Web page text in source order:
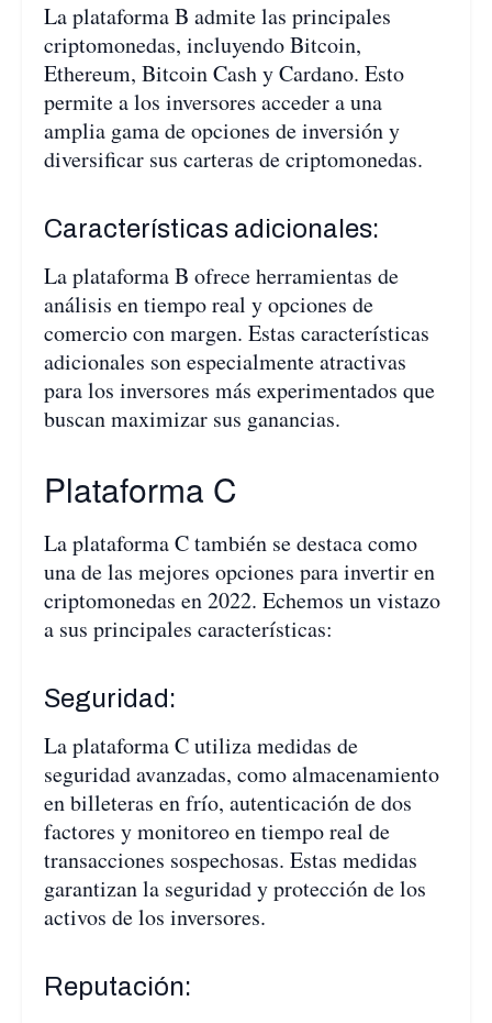
La plataforma B admite las principales
criptomonedas, incluyendo Bitcoin,
Ethereum, Bitcoin Cash y Cardano. Esto
permite a los inversores acceder a una
amplia gama de opciones de inversión y
diversificar sus carteras de criptomonedas.
Características adicionales:
La plataforma B ofrece herramientas de
análisis en tiempo real y opciones de
comercio con margen. Estas características
adicionales son especialmente atractivas
para los inversores más experimentados que
buscan maximizar sus ganancias.
Plataforma C
La plataforma C también se destaca como
una de las mejores opciones para invertir en
criptomonedas en 2022. Echemos un vistazo
a sus principales características:
Seguridad:
La plataforma C utiliza medidas de
seguridad avanzadas, como almacenamiento
en billeteras en frío, autenticación de dos
factores y monitoreo en tiempo real de
transacciones sospechosas. Estas medidas
garantizan la seguridad y protección de los
activos de los inversores.
Reputación: